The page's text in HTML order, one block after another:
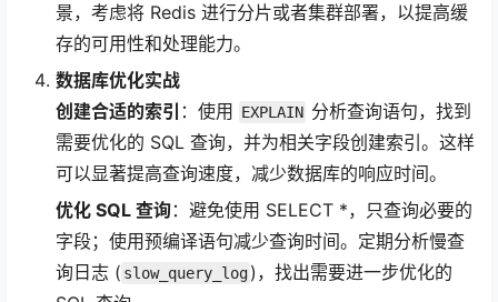
景，考虑将 Redis 进行分片或者集群部署，以提高缓
存的可用性和处理能力。
数据库优化实战
创建合适的索引 ：使用 EXPLAIN 分析查询语句，找到
需要优化的 SQL 查询，并为相关字段创建索引。这样
可以显著提高查询速度，减少数据库的响应时间。
优化 SQL 查询：避免使用 SELECT *，只查询必要的
字段；使用预编译语句减少查询时间。定期分析慢查
询日志 ( slow_query_log)，找出需要进一步优化的